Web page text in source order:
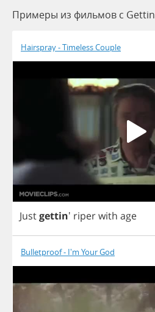
Примеры из фильмов c Gettin
Hairspray - Timeless Couple
Justgettin' riperwith age
Bulletproof - I'm Your God